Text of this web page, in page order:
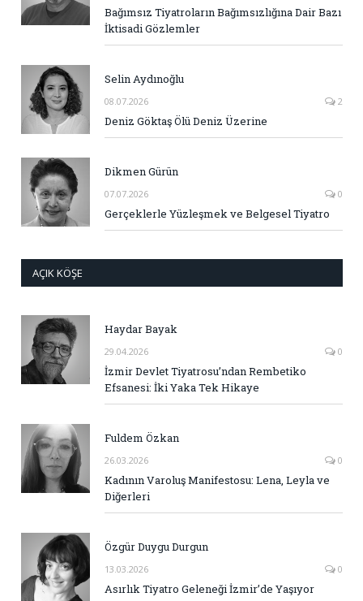
Bağımsız Tiyatroların Bağımsızlığına Dair Bazı
İktisadi Gözlemler
Selin Aydınoğlu
08.07.2026 2
Deniz Göktaş Ölü Deniz Üzerine
Dikmen Gürün
07.07.2026 0
Gerçeklerle Yüzleşmek ve Belgesel Tiyatro
AÇIK KÖŞE
Haydar Bayak
29.04.2026 0
İzmir Devlet Tiyatrosu’ndan Rembetiko
Efsanesi: İki Yaka Tek Hikaye
Fuldem Özkan
26.03.2026 0
Kadının Varoluş Manifestosu: Lena, Leyla ve
Diğerleri
Özgür Duygu Durgun
13.03.2026 0
Asırlık Tiyatro Geleneği İzmir’de Yaşıyor